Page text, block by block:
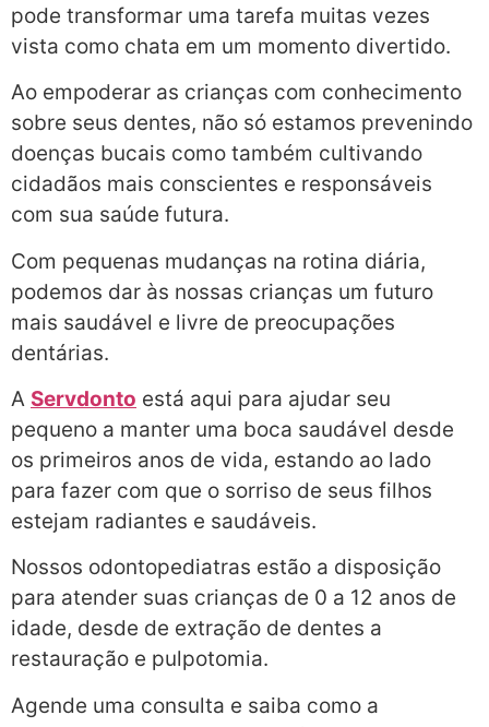
pode transformar uma tarefa muitas vezes
vista como chata em um momento divertido.
Ao empoderar as crianças com conhecimento
sobre seus dentes, não só estamos prevenindo
doenças bucais como também cultivando
cidadãos mais conscientes e responsáveis
com sua saúde futura.
Com pequenas mudanças na rotina diária,
podemos dar às nossas crianças um futuro
mais saudável e livre de preocupações
dentárias.
A Servdonto está aqui para ajudar seu
pequeno a manter uma boca saudável desde
os primeiros anos de vida, estando ao lado
para fazer com que o sorriso de seus filhos
estejam radiantes e saudáveis.
Nossos odontopediatras estão a disposição
para atender suas crianças de 0 a 12 anos de
idade, desde de extração de dentes a
restauração e pulpotomia.
Agende uma consulta e saiba como a